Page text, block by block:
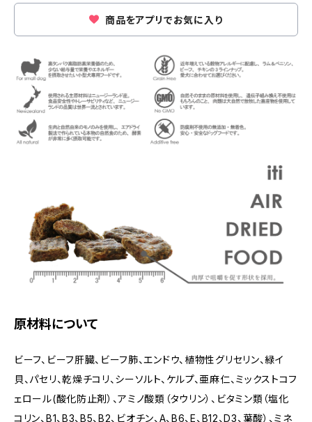
商品をアプリでお気に入り
原材料について
ビーフ、ビーフ肝臓、ビーフ肺、エンドウ、植物性グリセリン、緑イ
貝、パセリ、乾燥チコリ、シーソルト、ケルプ、亜麻仁、ミックストコフ
ェロール(酸化防止剤）、アミノ酸類（タウリン）、ビタミン類（塩化
コリン、B1、B3、B5、B2、ビオチン、A、B6、E、B12、D3、葉酸）、ミネ